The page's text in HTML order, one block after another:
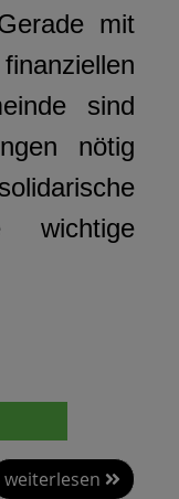
mit
sind
nötig
wichtige
weiterlesen